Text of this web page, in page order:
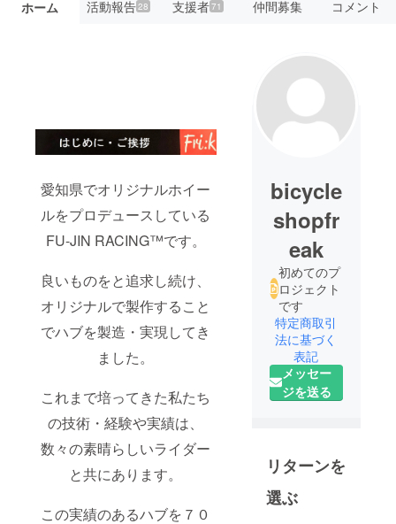
ホーム 活動報告28 支援者71 仲間募集 コメント
愛知県でオリジナルホイー
ルをプロデュースしている
FU-JIN RACING™です。
良いものをと追求し続け、
オリジナルで製作すること
でハブを製造・実現してき
ました。
これまで培ってきた私たち
の技術・経験や実績は、
数々の素晴らしいライダー
と共にあります。
この実績のあるハブを７０
bicycle
shopfr
eak
初めてのプ
ロジェクト
です
特定商取引
法に基づく
表記
メッセー
ジを送る
リターンを
選ぶ